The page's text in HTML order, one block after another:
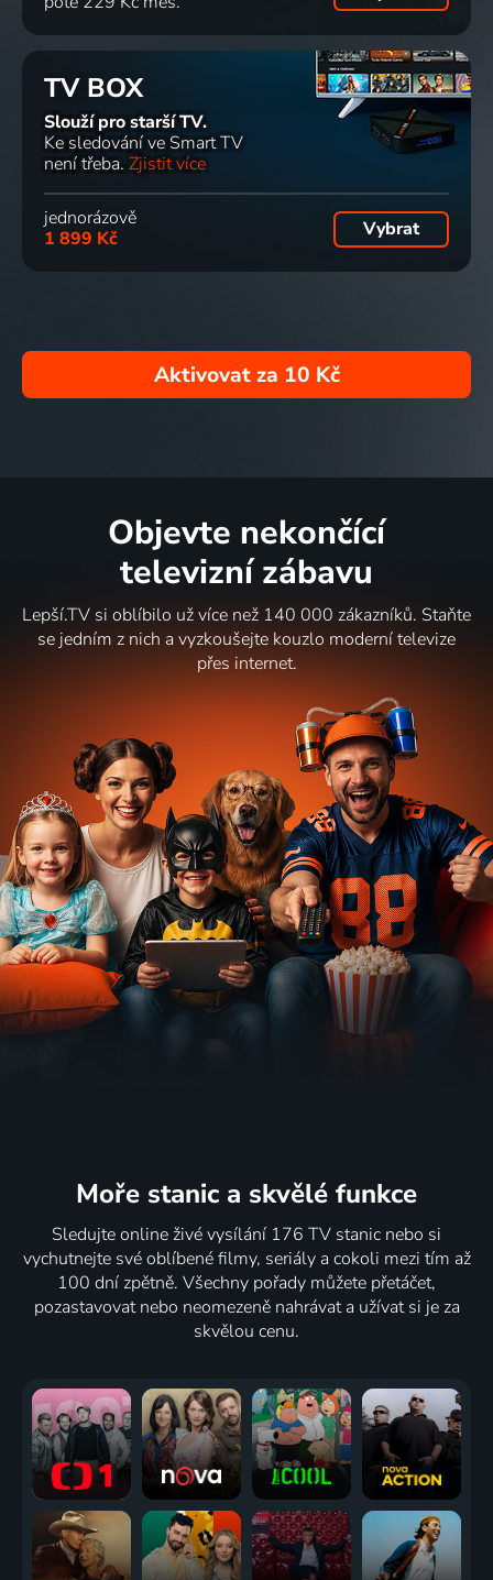
TV BOX
Slouží pro starší TV.
Ke sledování ve Smart TV
není třeba. Zjistit více
jednorázově
1 899 Kč
Vybrat
Aktivovat za 10 Kč
Objevte nekončící
televizní zábavu
Lepší.TV si oblíbilo už více než 140 000 zákazníků. Staňte
se jedním z nich a vyzkoušejte kouzlo moderní televize
přes internet.
Moře stanic a skvělé funkce
Sledujte online živé vysílání 176 TV stanic nebo si
vychutnejte své oblíbené filmy, seriály a cokoli mezi tím až
100 dní zpětně. Všechny pořady můžete přetáčet,
pozastavovat nebo neomezeně nahrávat a užívat si je za
skvělou cenu.